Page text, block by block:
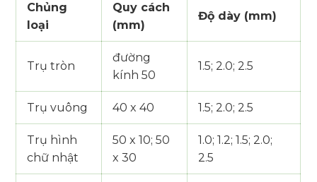
Chủng
loại
Quy cách
(mm)
Độ dày (mm)
Trụ tròn
đường
kính 50
1.5; 2.0; 2.5
Trụ vuông 40 x 40 1.5; 2.0; 2.5
Trụ hình
chữ nhật
50 x 10; 50
x 30
1.0; 1.2; 1.5; 2.0;
2.5